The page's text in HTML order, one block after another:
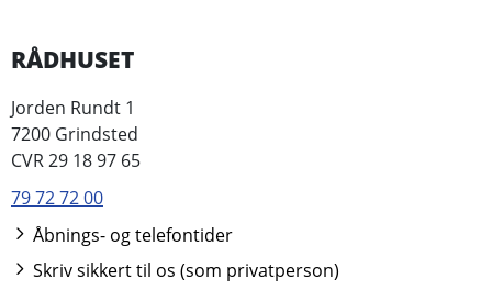
RÅDHUSET
Jorden Rundt 1
7200 Grindsted
CVR 29 18 97 65
79 72 72 00
Åbnings- og telefontider
Skriv sikkert til os (som privatperson)